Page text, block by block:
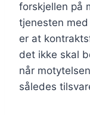
forskjellen på
tjenesten
er at
det ikke skal
når
således